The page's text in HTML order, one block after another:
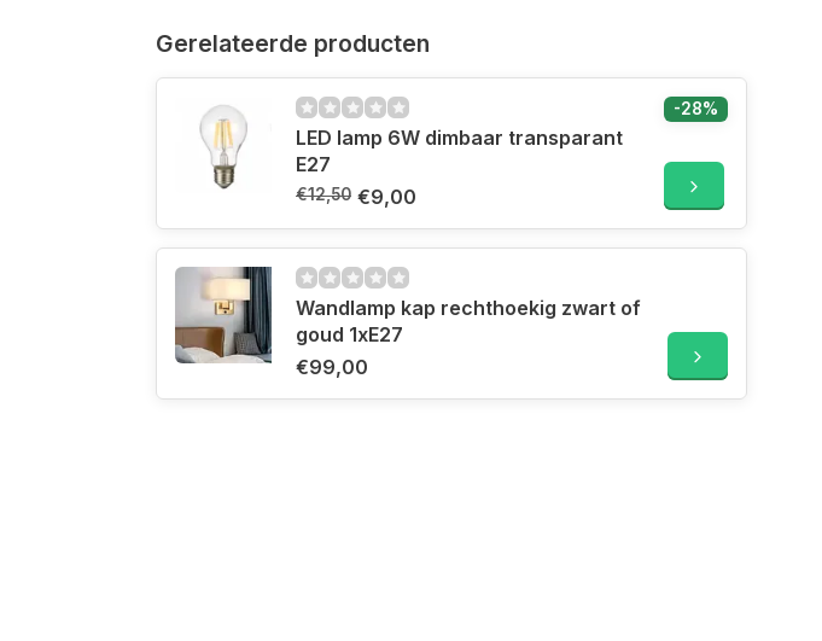
Gerelateerde producten
LED lamp 6W dimbaar transparant
E27
€12,50 €9,00
-28%
Wandlamp kap rechthoekig zwart of
goud 1xE27
€99,00